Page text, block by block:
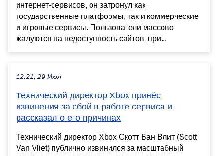
интернет-сервисов, он затронул как
государственные платформы, так и коммерческие
и игровые сервисы. Пользователи массово
жалуются на недоступность сайтов, при...
12:21, 29 Июл
Технический директор Xbox принёс
извинения за сбой в работе сервиса и
рассказал о его причинах
Технический директор Xbox Скотт Ван Влит (Scott
Van Vliet) публично извинился за масштабный